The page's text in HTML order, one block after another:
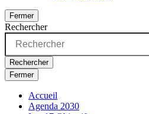
Fermer
Rechercher
Rechercher
Fermer
Accueil
Agenda 2030